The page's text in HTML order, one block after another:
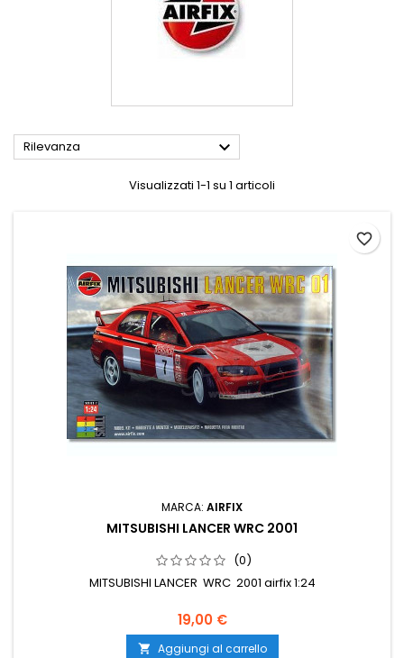
Rilevanza 
Visualizzati 1-1 su 1 articoli
MARCA: AIRFIX
MITSUBISHI LANCER WRC 2001
(0)
MITSUBISHI LANCER WRC 2001 airfix 1:24
19,00 €
 Aggiungi al carrello
favorite_border